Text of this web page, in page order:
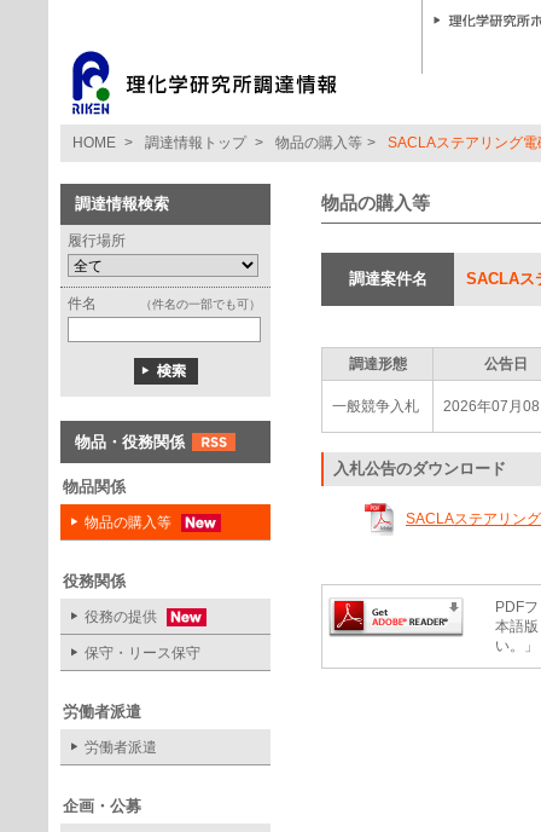
HOME > 調達情報トップ > 物品の購入等 > SACLAステアリング
調達情報検索
履行場所
件名 （件名の一部でも可）
物品・役務関係
物品関係
物品の購入等
役務関係
役務の提供
保守・リース保守
労働者派遣
労働者派遣
企画・公募
物品の購入等
調達案件名 SACLAス
調達形態 公告日
一般競争入札 2026年07月
入札公告のダウンロード
SACLAステアリン
PDF
本語
い。」